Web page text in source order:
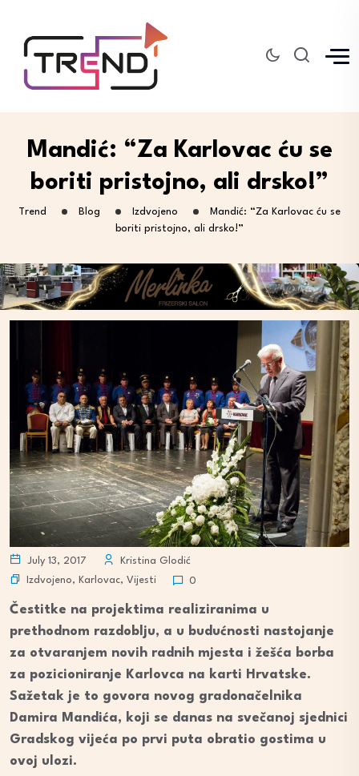
Mandić: “Za Karlovac ću se
boriti pristojno, ali drsko!”
Trend Blog Izdvojeno
Mandić: “Za Karlovac ću se
boriti pristojno, ali drsko!”
July 13, 2017
Kristina Glodić
Izdvojeno, Karlovac, Vijesti 0
Čestitke na projektima realiziranima u
prethodnom razdoblju, a u budućnosti nastojanje
za otvaranjem novih radnih mjesta i žešća borba
za pozicioniranje Karlovca na karti Hrvatske.
Sažetak je to govora novog gradonačelnika
Damira Mandića, koji se danas na svečanoj sjednici
Gradskog vijeća po prvi puta obratio gostima u
ovoj ulozi.